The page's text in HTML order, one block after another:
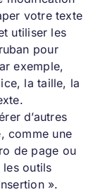
votre texte
utiliser les
pour
exemple,
la taille, la
d’autres
comme une
de page ou
les outils
».